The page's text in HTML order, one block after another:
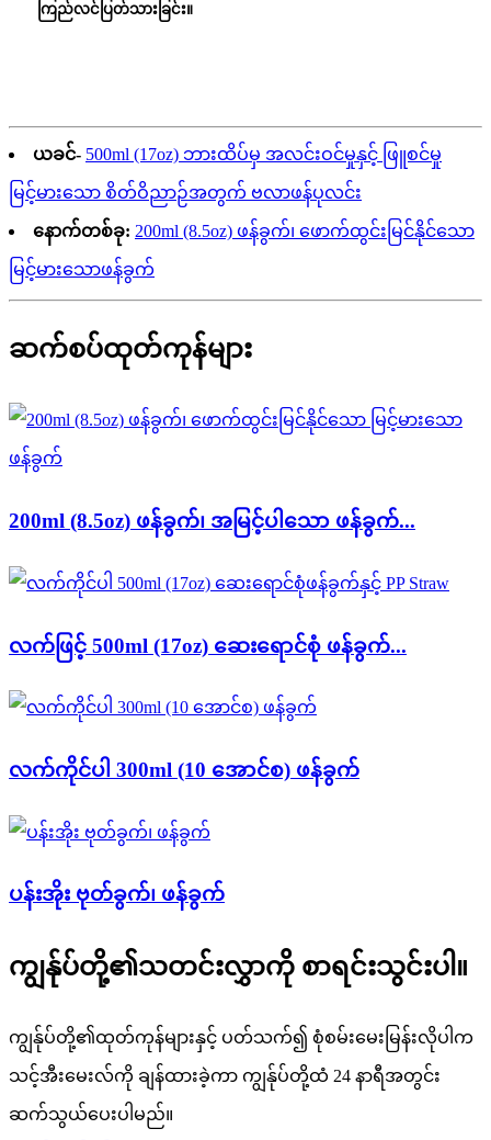
ကြည်လင်ပြတ်သားခြင်း။
ယခင်- 500ml (17oz) ဘားထိပ်မှ အလင်းဝင်မှုနှင့် ဖြူစင်မှု
မြင့်မားသော စိတ်ဝိညာဉ်အတွက် ဗလာဖန်ပုလင်း
နောက်တစ်ခု: 200ml (8.5oz) ဖန်ခွက်၊ ဖောက်ထွင်းမြင်နိုင်သော
မြင့်မားသောဖန်ခွက်
ဆက်စပ်ထုတ်ကုန်များ
200ml (8.5oz) ဖန်ခွက်၊ အမြင့်ပါသော ဖန်ခွက်...
လက်ဖြင့် 500ml (17oz) ဆေးရောင်စုံ ဖန်ခွက်...
လက်ကိုင်ပါ 300ml (10 အောင်စ) ဖန်ခွက်
ပန်းအိုး ဗုတ်ခွက်၊ ဖန်ခွက်
ကျွန်ုပ်တို့၏သတင်းလွှာကို စာရင်းသွင်းပါ။
ကျွန်ုပ်တို့၏ထုတ်ကုန်များနှင့် ပတ်သက်၍ စုံစမ်းမေးမြန်းလိုပါက
သင့်အီးမေးလ်ကို ချန်ထားခဲ့ကာ ကျွန်ုပ်တို့ထံ 24 နာရီအတွင်း
ဆက်သွယ်ပေးပါမည်။